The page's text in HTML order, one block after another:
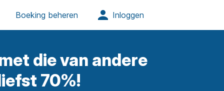
die van andere
70%!